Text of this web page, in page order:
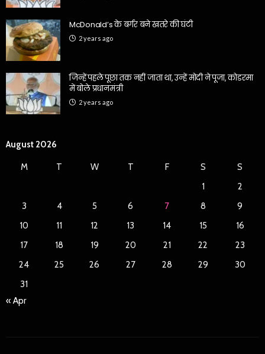
McDonald’s के बर्गर बने खतरे की घंटी
2 years ago
जिन्हें पहले पूछा तक नहीं जाता था, उन्हें मोदी ने पूजा, कोडरमा
में बोले प्रधानमंत्री
2 years ago
August 2026
M T W T F S
S
1
2
3
4 5 6 7 8
9
10
11 12 13 14 15
16
17
18 19 20 21 22
23
24
25 26 27 28 29
30
31
« Apr